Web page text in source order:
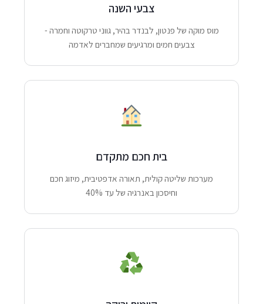
צבעי השנה
מוס מוקה של פנטון, לבנדר בהיר, גווני טרקוטה וחמרה -
צבעים חמים ומרגיעים שמחברים לאדמה
בית חכם מתקדם
מערכות שליטה קולית, תאורה אדפטיבית, מיזוג חכם
וחיסכון באנרגיה של עד 40%